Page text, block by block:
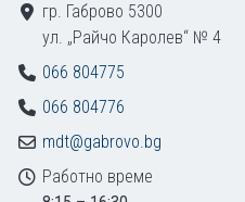
гр. Габрово 5300
ул. „Райчо Каролев“ № 4
066 804775
066 804776
mdt@gabrovo.bg
Работно време